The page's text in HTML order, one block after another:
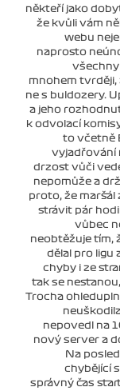
někteří jako
že kvůli vám
webu
naprosto
všechny
mnohem tvrději,
ne s buldozery.
a jeho
k odvolací
to včetně
vyjadřování
drzost vůči
nepomůže a
proto, že maršál
strávit pár
vůbec
neobtěžuje tím,
dělal pro ligu
chyby i ze
tak se
Trocha
nepovedl na
nový server a
Na
chybějící
správný čas